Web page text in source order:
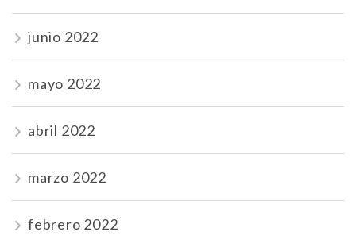
junio 2022
mayo 2022
abril 2022
marzo 2022
febrero 2022